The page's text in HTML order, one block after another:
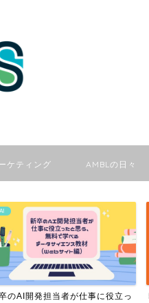
ケティング AMBLの日々
DX
ユーザーがGo言語に挑戦。